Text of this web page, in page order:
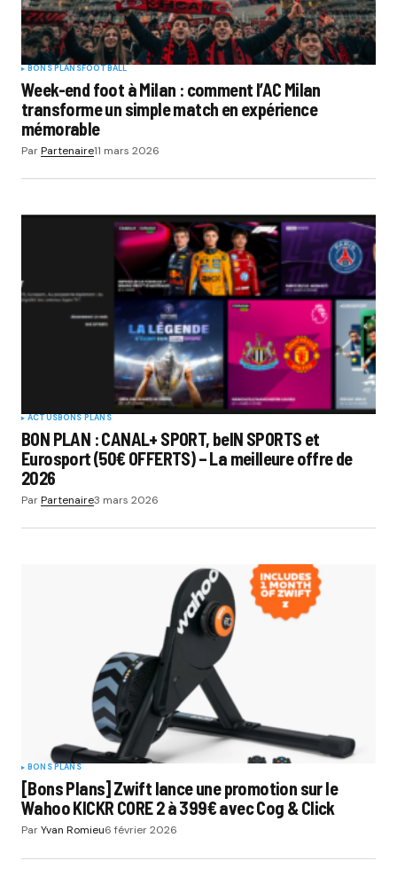
BONS PLANSFOOTBALL
Week-end fo‌ot à M​ilan : co​mm‍ent l’AC Milan
transforme un simple match en ex‍périence
mémor‌able
ParPartenaire11 mars 2026
ACTUSBONS PLANS
BON PLAN : CANAL+ SPORT, beIN SPORTS et
Eurosport (50€ OFFERTS) – La meilleure offre de
2026
ParPartenaire3 mars 2026
BONS PLANS
[Bons Plans] Zwift lance une promotion sur le
Wahoo KICKR CORE 2 à 399€ avec Cog & Click
ParYvan Romieu6 février 2026